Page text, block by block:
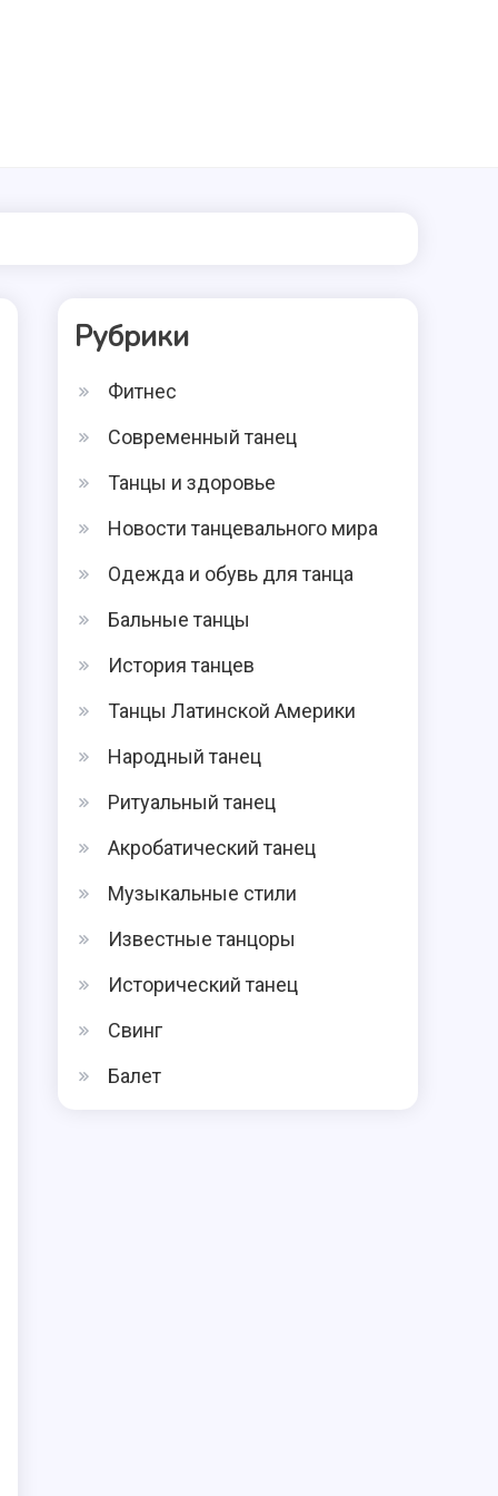
Рубрики
Фитнес
Современный танец
Танцы и здоровье
Новости танцевального мира
Одежда и обувь для танца
Бальные танцы
История танцев
Танцы Латинской Америки
Народный танец
Ритуальный танец
Акробатический танец
Музыкальные стили
Известные танцоры
Исторический танец
Свинг
Балет